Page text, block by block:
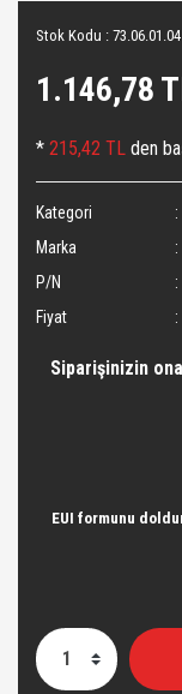
Stok Kodu : 73.06.01.04
1.146,78
* 215,42 TL den
Kategori
Marka
P/N
Fiyat
Siparişinizin
EUI formunu